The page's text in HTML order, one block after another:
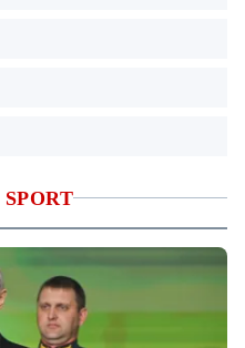
SPORT